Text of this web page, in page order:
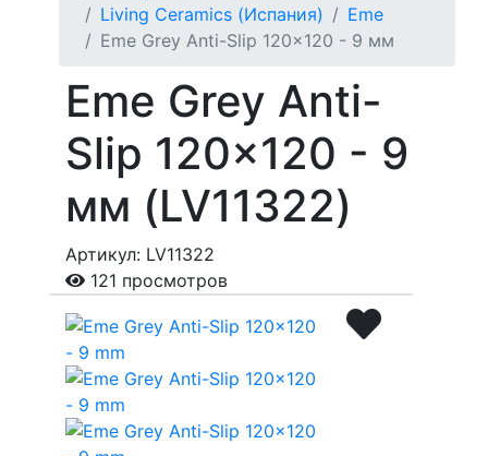
Living Ceramics (Испания)
Eme
Eme Grey Anti-Slip 120x120 - 9 мм
Eme Grey Anti-
Slip 120x120 - 9
мм (LV11322)
Артикул: LV11322
121 просмотров